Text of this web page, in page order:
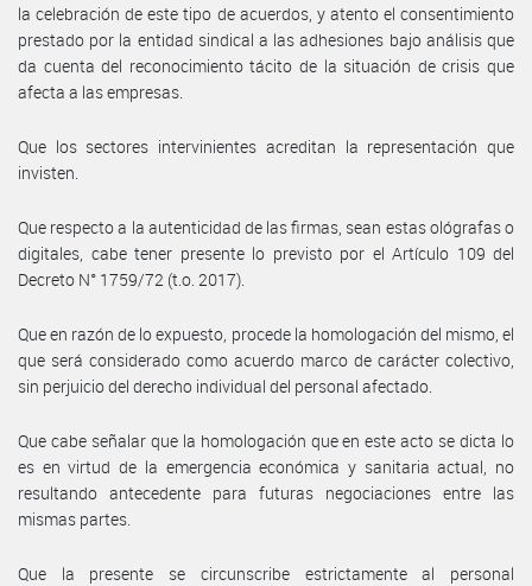
la celebración de este tipo de acuerdos, y atento el consentimiento
prestado por la entidad sindical a las adhesiones bajo análisis que
da cuenta del reconocimiento tácito de la situación de crisis que
afecta a las empresas.
Que los sectores intervinientes acreditan la representación que
invisten.
Que respecto a la autenticidad de las firmas, sean estas ológrafas o
digitales, cabe tener presente lo previsto por el Artículo 109 del
Decreto N° 1759/72 (t.o. 2017).
Que en razón de lo expuesto, procede la homologación del mismo, el
que será considerado como acuerdo marco de carácter colectivo,
sin perjuicio del derecho individual del personal afectado.
Que cabe señalar que la homologación que en este acto se dicta lo
es en virtud de la emergencia económica y sanitaria actual, no
resultando antecedente para futuras negociaciones entre las
mismas partes.
Que la presente se circunscribe estrictamente al personal